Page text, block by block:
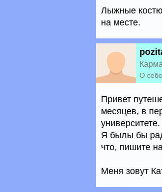
Лыжные
на месте.
О себе
Привет
месяцев, в
Я былы бы
что, пишите
Меня зовут